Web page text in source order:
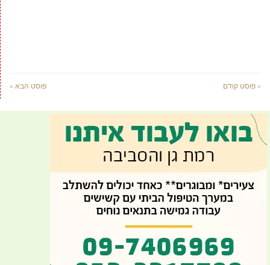
« פוסט קודם פוסט הבא »